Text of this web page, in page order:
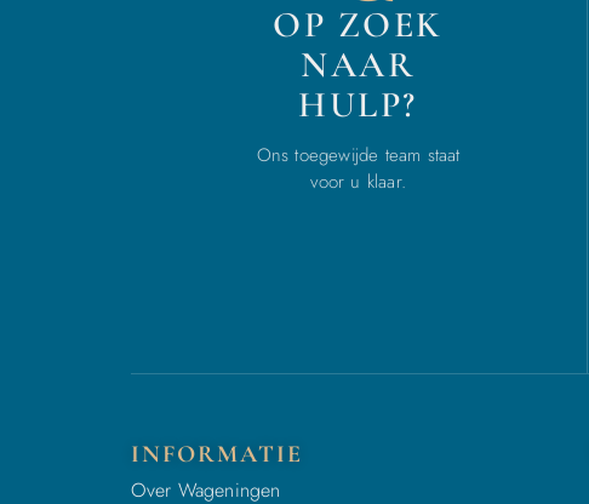
OP ZOEK
NAAR
HULP?
Ons toegewijde team staat
voor u klaar.
INFORMATIE
Over Wageningen